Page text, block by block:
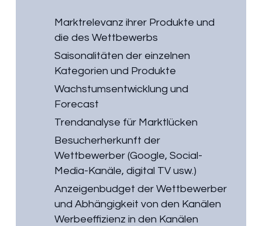
Marktrelevanz ihrer Produkte und
die des Wettbewerbs
Saisonalitäten der einzelnen
Kategorien und Produkte
Wachstumsentwicklung und
Forecast
Trendanalyse für Marktlücken
Besucherherkunft der
Wettbewerber (Google, Social-
Media-Kanäle, digital TV usw.)
Anzeigenbudget der Wettbewerber
und Abhängigkeit von den Kanälen
Werbeeffizienz in den Kanälen